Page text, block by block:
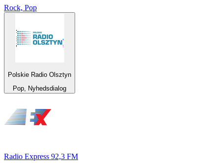
Rock, Pop
Polskie Radio Olsztyn
Pop, Nyhedsdialog
Radio Express 92,3 FM